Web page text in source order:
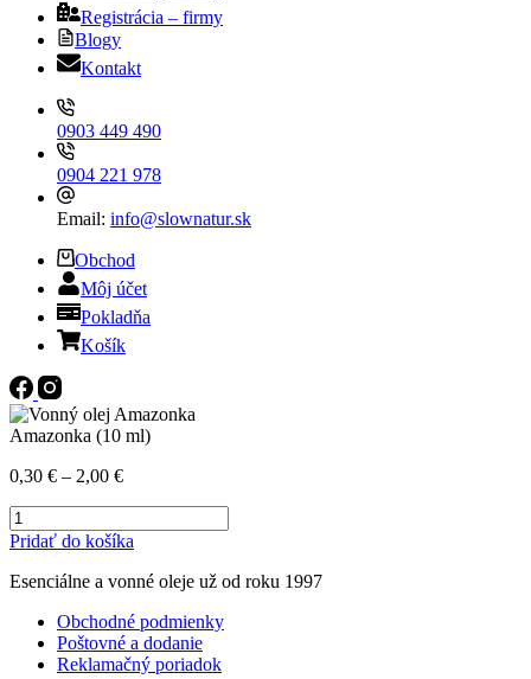
Registrácia – firmy
Blogy
Kontakt
0903 449 490
0904 221 978
Email: info@slownatur.sk
Obchod
Môj účet
Pokladňa
Košík
Amazonka (10 ml)
0,30 € – 2,00 €Price
through
množstvo
Amazonka
ml)
Pridať do košíka
má
variantov.
Možnosti
si
Esenciálne a vonné oleje už od roku 1997
Obchodné podmienky
Poštovné a dodanie
Reklamačný poriadok